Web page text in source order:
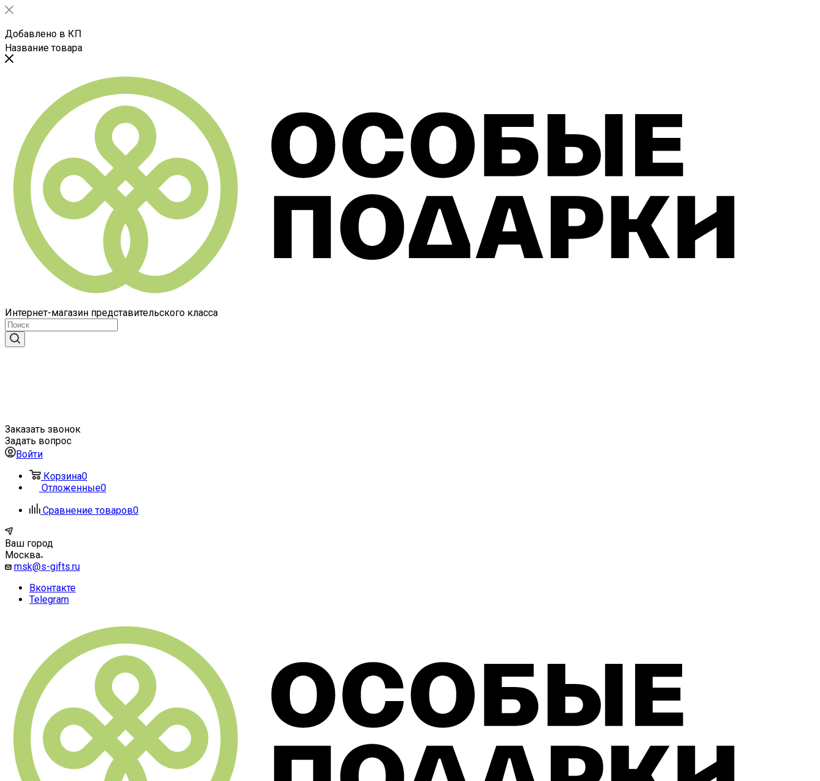
Добавлено в КП
Название товара
Интернет-магазин представительского класса
Заказать звонок
Задать вопрос
Войти
Корзина0
Отложенные0
Сравнение товаров0
Ваш город
Москва
msk@s-gifts.ru
Вконтакте
Telegram